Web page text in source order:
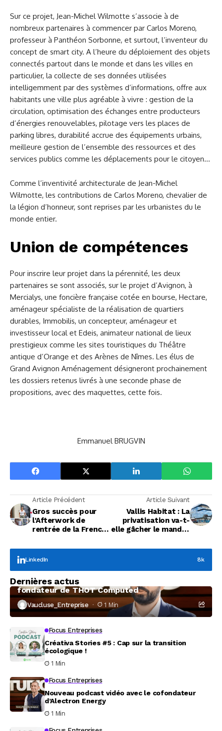
Sur ce projet, Jean-Michel Wilmotte s’associe à de
nombreux partenaires à commencer par Carlos Moreno,
professeur à Panthéon Sorbonne, et surtout, l’inventeur du
concept de smart city. A l’heure du déploiement des objets
connectés partout dans le monde et dans les villes en
particulier, la collecte de ses données utilisées
intelligemment par des systèmes d’informations, offre aux
habitants une ville plus agréable à vivre : gestion de la
circulation, optimisation des échanges entre producteurs
d’énergies renouvelables, pilotage vers les places de
parking libres, durabilité accrue des équipements urbains,
meilleure gestion de l’ensemble des ressources et des
services publics comme les déplacements pour le citoyen…
Comme l’inventivité architecturale de Jean-Michel
Wilmotte, les contributions de Carlos Moreno, chevalier de
la légion d’honneur, sont reprises par les urbanistes du le
monde entier.
Union de compétences
Pour inscrire leur projet dans la pérennité, les deux
partenaires se sont associés, sur le projet d’Avignon, à
Mercialys, une foncière française cotée en bourse, Hectare,
aménageur spécialiste de la réalisation de quartiers
durables, Immobilis, un concepteur, aménageur et
investisseur local et Edeis, animateur national de lieux
prestigieux comme les sites touristiques du Théâtre
antique d’Orange et des Arènes de Nîmes. Les élus de
Grand Avignon Aménagement désigneront prochainement
les dossiers retenus livrés à une seconde phase de
propositions, avec des maquettes, cette fois.
Emmanuel BRUGVIN
Article Précédent
Gros succès pour
l'Afterwork de
rentrée de la French
Provence
Article Suivant
Vallis Habitat : La
privatisation va-t-
elle gâcher le mandat
Santoni ?
LinkedIn 8k
Dernières actus
À la rencontre de Christophe Coeffier, dirigeant
fondateur de THOT Computed
Vaucluse_Entreprise 1 Min
Focus Entreprises
Créativa Stories #5 : Cap sur la transition
écologique !
1 Min
Focus Entreprises
Nouveau podcast vidéo avec le cofondateur
d’Alectron Energy
1 Min